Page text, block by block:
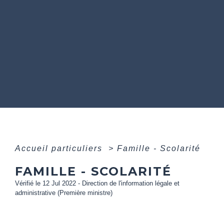
Accueil particuliers > Famille - Scolarité
FAMILLE - SCOLARITÉ
Vérifié le 12 Jul 2022 - Direction de l'information légale et
administrative (Première ministre)